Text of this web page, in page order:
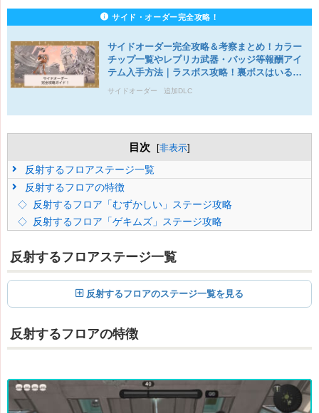
サイド・オーダー完全攻略！
サイドオーダー完全攻略＆考察まとめ！カラー
チップ一覧やレプリカ武器・バッジ等報酬アイ
テム入手方法｜ラスボス攻略！裏ボスはいる？
サイドオーダー 追加DLC
目次 [非表示]
反射するフロアステージ一覧
反射するフロアの特徴
反射するフロア「むずかしい」ステージ攻略
反射するフロア「ゲキムズ」ステージ攻略
反射するフロアステージ一覧
反射するフロアのステージ一覧を見る
反射するフロアの特徴